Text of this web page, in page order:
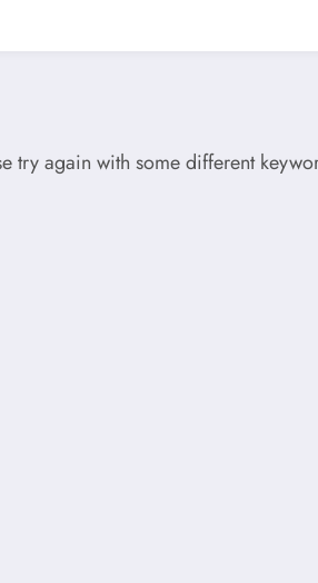
try again with some different